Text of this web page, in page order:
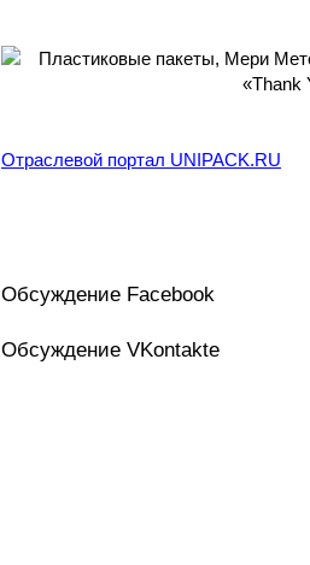
Отраслевой портал UNIPACK.RU
Обсуждение Facebook
Обсуждение VKontakte